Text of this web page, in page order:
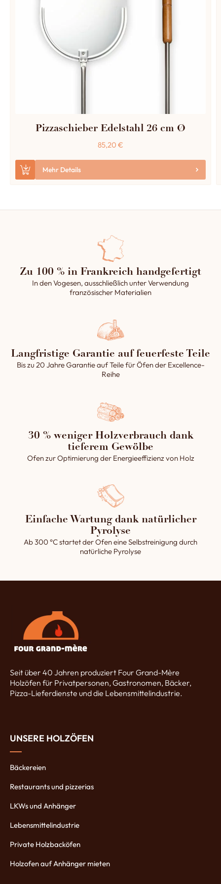
Pizzaschieber Edelstahl 26 cm Ø
85,20 €
Mehr Details
Zu 100 % in Frankreich handgefertigt
In den Vogesen, ausschließlich unter Verwendung
französischer Materialien
Langfristige Garantie auf feuerfeste Teile
Bis zu 20 Jahre Garantie auf Teile für Öfen der Excellence-
Reihe
30 % weniger Holzverbrauch dank
tieferem Gewölbe
Ofen zur Optimierung der Energieeffizienz von Holz
Einfache Wartung dank natürlicher
Pyrolyse
Ab 300 °C startet der Ofen eine Selbstreinigung durch
natürliche Pyrolyse
Seit über 40 Jahren produziert Four Grand-Mère
Holzöfen für Privatpersonen, Gastronomen, Bäcker,
Pizza-Lieferdienste und die Lebensmittelindustrie.
UNSERE HOLZÖFEN
Bäckereien
Restaurants und pizzerias
LKWs und Anhänger
Lebensmittelindustrie
Private Holzbacköfen
Holzofen auf Anhänger mieten